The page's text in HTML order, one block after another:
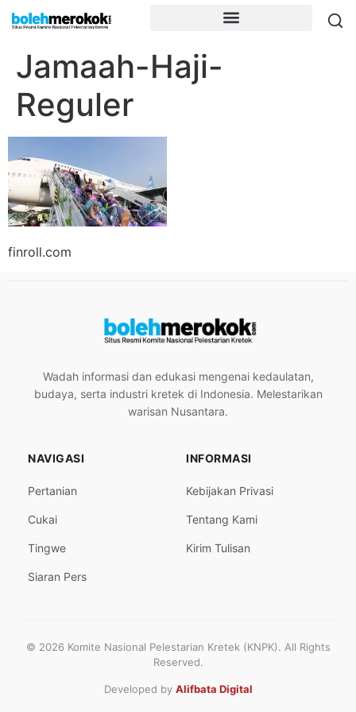
Jamaah-Haji-
Reguler
finroll.com
Wadah informasi dan edukasi mengenai kedaulatan,
budaya, serta industri kretek di Indonesia. Melestarikan
warisan Nusantara.
NAVIGASI
Pertanian
Cukai
Tingwe
Siaran Pers
INFORMASI
Kebijakan Privasi
Tentang Kami
Kirim Tulisan
© 2026 Komite Nasional Pelestarian Kretek (KNPK). All Rights
Reserved.
Developed by Alifbata Digital